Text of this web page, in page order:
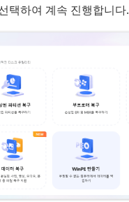
택하여 계속 진행합니다.